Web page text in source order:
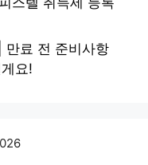
만료 전 준비사항
요!